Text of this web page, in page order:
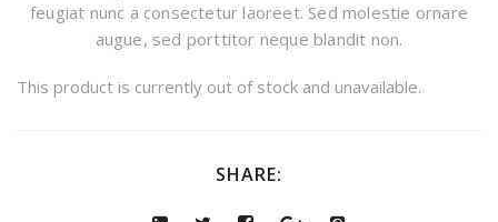
feugiat nunc a consectetur laoreet. Sed molestie ornare
augue, sed porttitor neque blandit non.
This product is currently out of stock and unavailable.
SHARE: